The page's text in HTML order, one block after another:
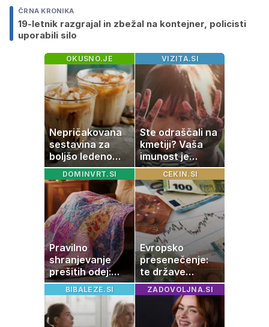
ČRNA KRONIKA
19-letnik razgrajal in zbežal na kontejner, policisti
uporabili silo
OKUSNO.JE
Nepričakovana
sestavina za
boljšo ledeno
kavo, ki jo imate
zagotovo doma
VIZITA.SI
Ste odraščali na
kmetiji? Vaša
imunost je
verjetno
močnejša
DOMINVRT.SI
Pravilno
shranjevanje
prešitih odej:
Kako ohraniti
družinsko
dediščino
CEKIN.SI
Evropsko
presenečenje:
te države
rastejo hitreje
od Nemčije,
nekatere celo
večkrat hitreje
BIBALEZE.SI ZADOVOLJNA.SI